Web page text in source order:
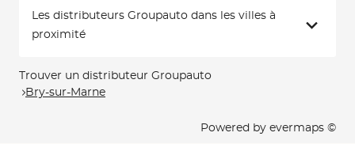
Les distributeurs Groupauto dans les villes à
proximité
Trouver un distributeur Groupauto
Bry-sur-Marne
Powered by evermaps ©